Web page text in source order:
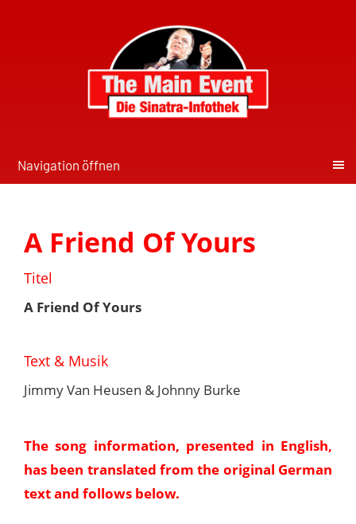
Navigation öffnen
A Friend Of Yours
Titel
A Friend Of Yours
Text & Musik
Jimmy Van Heusen & Johnny Burke
The song information, presented in English,
has been translated from the original German
text and follows below.